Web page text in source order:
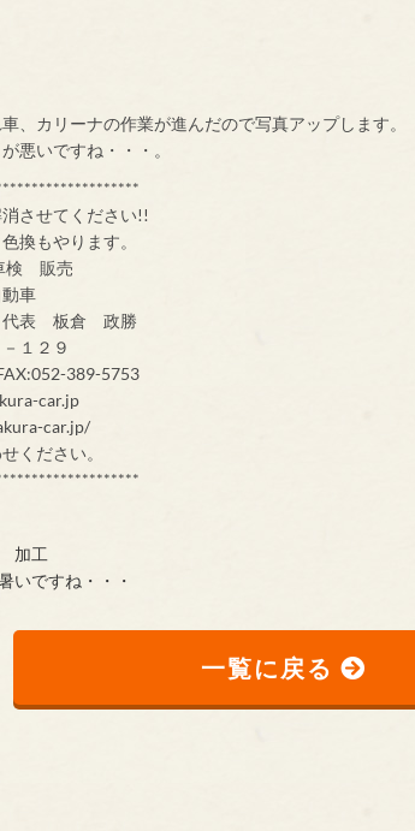
、カリーナの作業が進んだので写真アップします。
悪いですね・・・。
させてください!!
換もやります。
検 販売
政勝
１２９
389-5753
car.jp
car.jp/
ください。
加工
いですね・・・
一覧に戻る